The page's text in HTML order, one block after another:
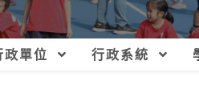
政單位 行政系統